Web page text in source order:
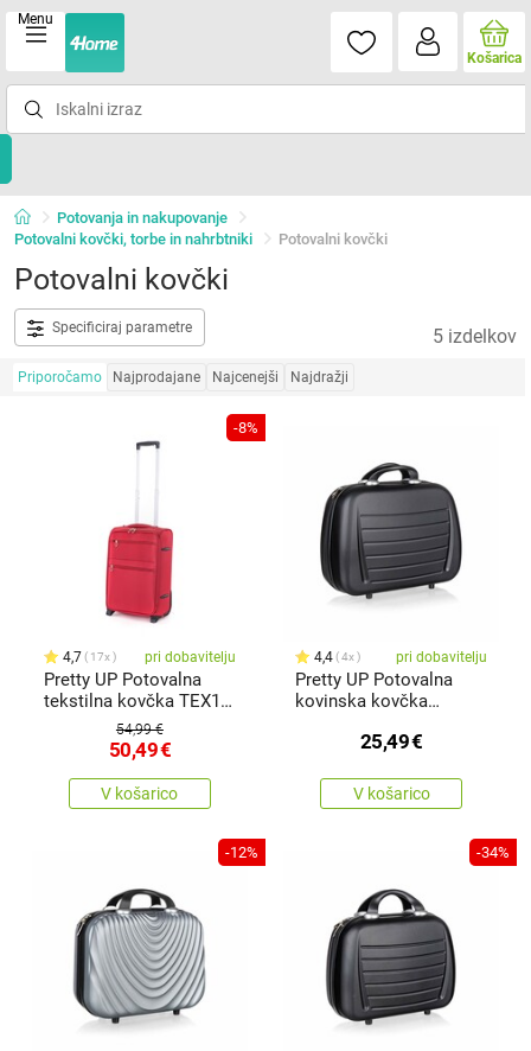
Menu
Košarica
Potovanja in nakupovanje
Potovalni kovčki, torbe in nahrbtniki
Potovalni kovčki
Potovalni kovčki
Specificiraj parametre 5 izdelkov
Priporočamo Najprodajane Najcenejši Najdražji
-8%
4,7 17x pri dobavitelju
Pretty UP Potovalna
tekstilna kovčka TEX15
54,99 €
50,49€
V košarico
4,4 4x pri dobavitelju
Pretty UP Potovalna
kovinska kovčka
25,49€
V košarico
-12% -34%